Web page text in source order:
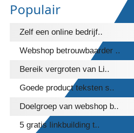
Populair
Zelf een online bedrijf..
Webshop betrouwbaarder ..
Bereik vergroten van Li..
Goede product teksten s..
Doelgroep van webshop b..
5 gratis linkbuilding t..